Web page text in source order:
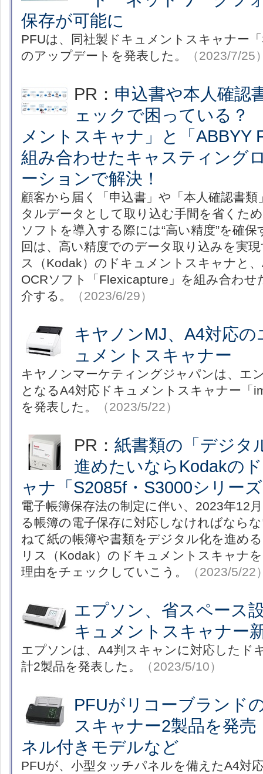
保存が可能に
PFUは、同社製ドキュメントスキャナー
のアップデートを発表した。
（2023/7/25
PR： 申込書や本人確認
ェックで困っている？
メントスキャナ」と「ABBYY
組み合わせたキャスティング
ーションで解決！
顧客から届く「申込書」や「本人確認書
タルデータとして取り込む手間を省くた
ソフトを導入する際には“高い精度”を確
回は、高い精度でのデータ取り込みを実
ス（Kodak）のドキュメントスキャナと
OCRソフト「Flexicapture」を組み合わ
介する。
（2023/6/29）
キヤノンMJ、A4対応
ュメントスキャナー
キヤノンマーケティングジャパンは、エ
となるA4対応ドキュメントスキャナー「
を発表した。
（2023/5/22）
PR： 紙書類の「デジ
進めたいならKodakの
ャナ「S2085f・S3000シリー
電子帳簿保存法の制定に伴い、2023年12
る帳簿の電子保存に対応しなければなら
ねて紙の帳簿や書類をデジタル化を進め
リス（Kodak）のドキュメントスキャナ
理由をチェックしていこう。
（2023/5/22
エプソン、省スペース
キュメントスキャナー
エプソンは、A4判スキャンに対応したド
計2製品を発表した。
（2023/5/10）
PFUがリコーブランド
スキャナー2製品を発
ネル付きモデルなど
PFUが、小型タッチパネルを備えたA4対